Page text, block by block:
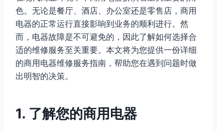
色。无论是餐厅、酒店、办公室还是零售店，商用
电器的正常运行直接影响到业务的顺利进行。然
而，电器故障是不可避免的，因此了解如何选择合
适的维修服务至关重要。本文将为您提供一份详细
的商用电器维修服务指南，帮助您在遇到问题时做
出明智的决策。
1. 了解您的商用电器